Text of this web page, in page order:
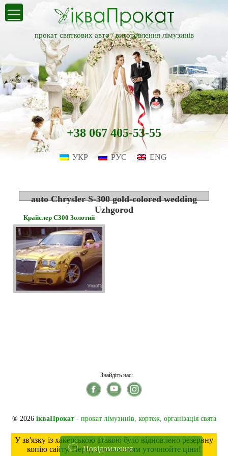
прокат святкових авто /виготовлення лімузинів
+38 067 405-53-55
УКР РУС ENG
auto Chrysler S-300 gold-colored wedding
Uzhgorod
Крайслер С300 Золотий
Знайдіть нас:
® 2026 ікваПрокат- прокат лімузинів, кортеж, організація свята
У зв'язку із хакерською атакою було відновлено резервну
копію сайту. Перед замовленням уточнюйте ціни!
Повідомлення